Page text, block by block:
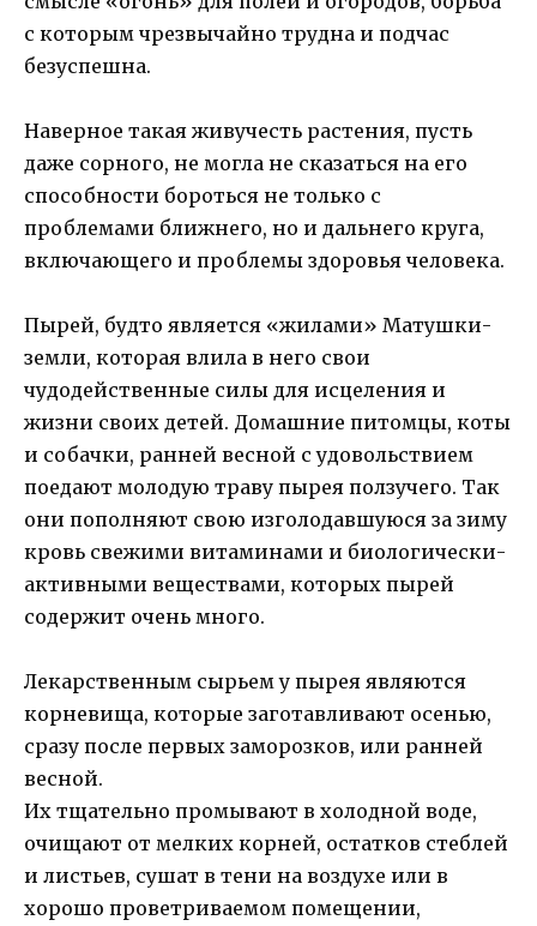
с которым чрезвычайно трудна и подчас
безуспешна.
Наверное такая живучесть растения, пусть
даже сорного, не могла не сказаться на его
способности бороться не только с
проблемами ближнего, но и дальнего круга,
включающего и проблемы здоровья человека.
Пырей, будто является «жилами» Матушки-
земли, которая влила в него свои
чудодейственные силы для исцеления и
жизни своих детей. Домашние питомцы, коты
и собачки, ранней весной с удовольствием
поедают молодую траву пырея ползучего. Так
они пополняют свою изголодавшуюся за зиму
кровь свежими витаминами и биологически-
активными веществами, которых пырей
содержит очень много.
Лекарственным сырьем у пырея являются
корневища, которые заготавливают осенью,
сразу после первых заморозков, или ранней
весной.
Их тщательно промывают в холодной воде,
очищают от мелких корней, остатков стеблей
и листьев, сушат в тени на воздухе или в
хорошо проветриваемом помещении,